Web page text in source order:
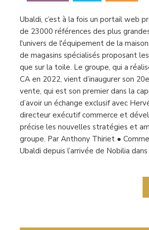
Ubaldi, c’est à la fois un portail web
de 23000 références des plus
l'univers de l'équipement de la
de magasins spécialisés proposant
que sur la toile. Le groupe, qui a
CA en 2022, vient d’inaugurer son
vente, qui est son premier dans la
d’avoir un échange exclusif avec
directeur exécutif commerce et
précise les nouvelles stratégies et
groupe. Par Anthony Thiriet ●
Ubaldi depuis l’arrivée de Nobilia